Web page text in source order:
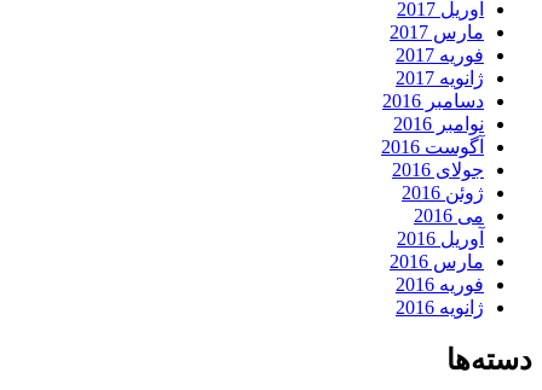
آوریل 2017
مارس 2017
فوریه 2017
ژانویه 2017
دسامبر 2016
نوامبر 2016
آگوست 2016
جولای 2016
ژوئن 2016
می 2016
آوریل 2016
مارس 2016
فوریه 2016
ژانویه 2016
دسته‌ها